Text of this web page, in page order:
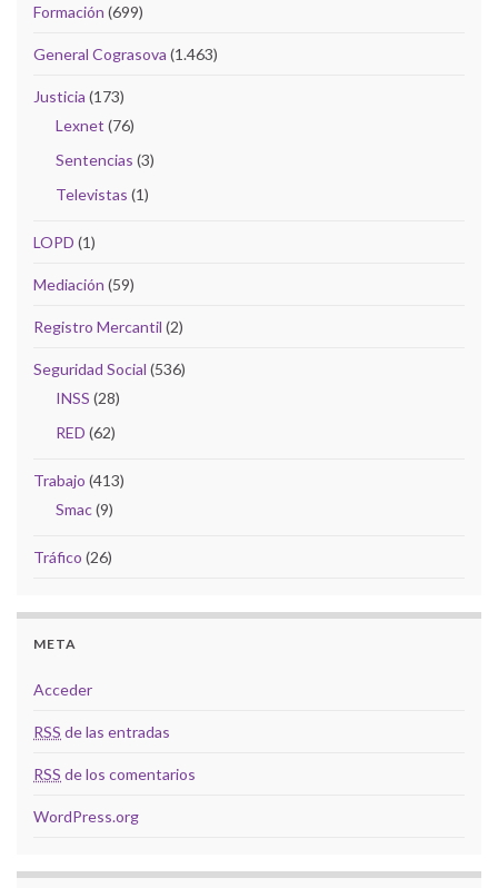
Formación (699)
General Cograsova (1.463)
Justicia (173)
Lexnet (76)
Sentencias (3)
Televistas (1)
LOPD (1)
Mediación (59)
Registro Mercantil (2)
Seguridad Social (536)
INSS (28)
RED (62)
Trabajo (413)
Smac(9)
Tráfico (26)
META
Acceder
RSS de las entradas
RSS de los comentarios
WordPress.org